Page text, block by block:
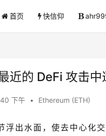
首页 快信仰
近的 DeFi 攻击
下午 • Ethereum (ETH)
浮出水面，使去中心化